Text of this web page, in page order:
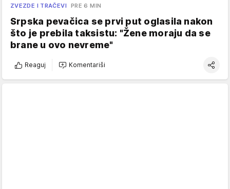
ZVEZDE I TRAČEVI PRE 6 MIN
Srpska pevačica se prvi put oglasila nakon
što je prebila taksistu: "Žene moraju da se
brane u ovo nevreme"
Reaguj Komentariši